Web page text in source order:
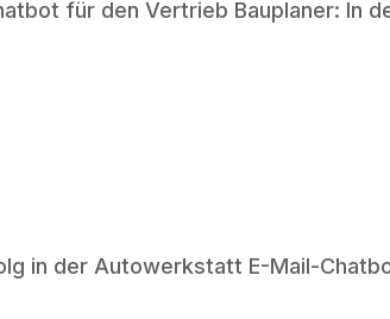
für den Vertrieb Bauplaner: In
in der Autowerkstatt E-Mail-